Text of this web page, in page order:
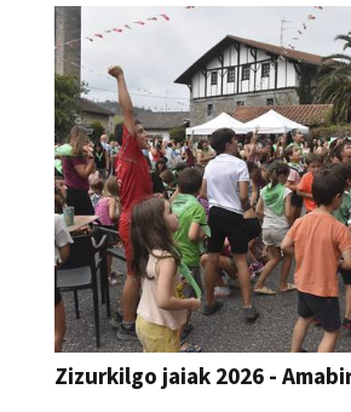
Zizurkilgo jaiak 2026 -